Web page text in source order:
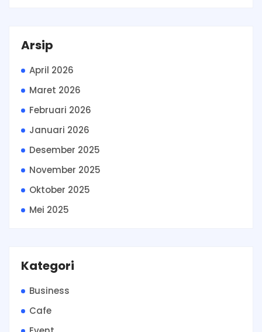
Arsip
April 2026
Maret 2026
Februari 2026
Januari 2026
Desember 2025
November 2025
Oktober 2025
Mei 2025
Kategori
Business
Cafe